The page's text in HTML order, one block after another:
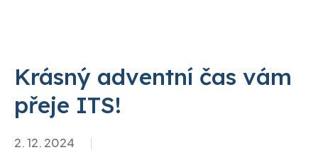
Krásný adventní čas vám
přeje ITS!
2. 12. 2024